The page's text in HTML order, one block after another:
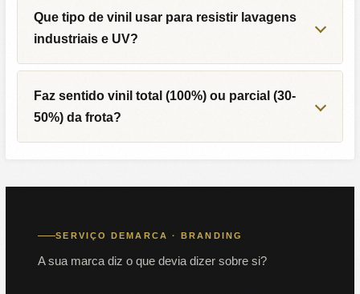
Que tipo de vinil usar para resistir lavagens
industriais e UV?
Faz sentido vinil total (100%) ou parcial (30-
50%) da frota?
SERVIÇO DEMARCA · BRANDING
A sua marca diz o que devia dizer sobre si?